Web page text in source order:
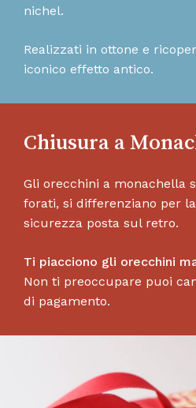
nichel.
Realizzati in ottone e
iconico effetto antico.
Chiusura a
Gli orecchini a monachella
forati, si differenziano per
sicurezza posta sul retro.
Ti piacciono gli orecchini
Non ti preoccupare puoi
di pagamento.